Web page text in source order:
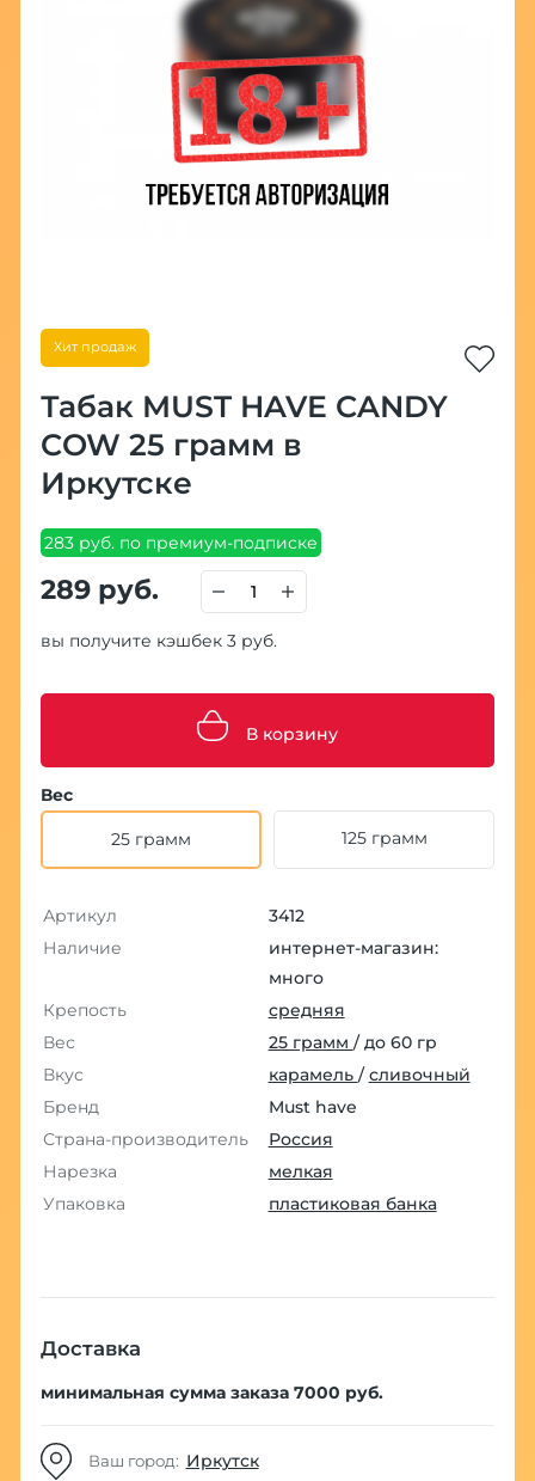
Хит продаж
Табак MUST HAVE CANDY
COW 25 грамм в
Иркутске
283 руб. по премиум-подписке
289 руб.
вы получите кэшбек 3 руб.
В корзину
Вес
25 грамм 125 грамм
Артикул
3412
Наличие
интернет-магазин:
много
Крепость
средняя
Вес
25 грамм / до 60 гр
Вкус
карамель /сливочный
Бренд
Must have
Страна-производитель
Россия
Нарезка
мелкая
Упаковка
пластиковая банка
Доставка
минимальная сумма заказа 7000 руб.
Ваш город: Иркутск